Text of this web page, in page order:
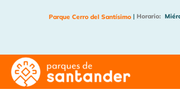
Parque Cerro del Santísimo | Horario: